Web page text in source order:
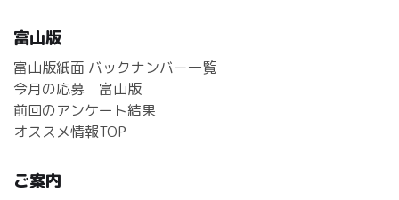
富山版
富山版紙面 バックナンバー一覧
今月の応募 富山版
前回のアンケート結果
オススメ情報TOP
ご案内